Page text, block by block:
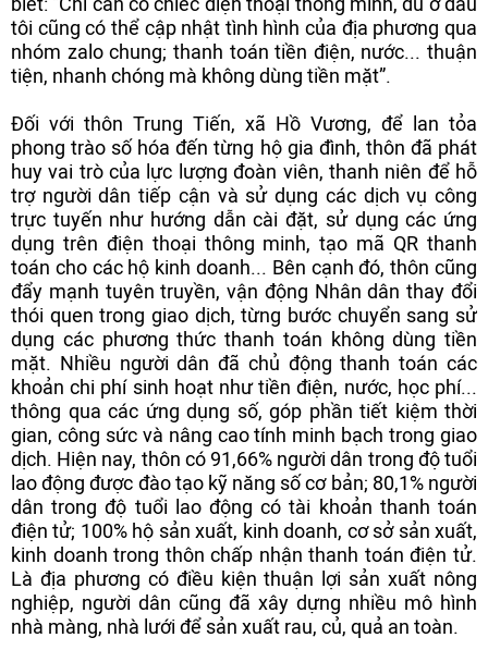
tôi cũng có thể cập nhật tình hình của địa phương qua
nhóm zalo chung; thanh toán tiền điện, nước... thuận
tiện, nhanh chóng mà không dùng tiền mặt”.
Đối với thôn Trung Tiến, xã Hồ Vương, để lan tỏa
phong trào số hóa đến từng hộ gia đình, thôn đã phát
huy vai trò của lực lượng đoàn viên, thanh niên để hỗ
trợ người dân tiếp cận và sử dụng các dịch vụ công
trực tuyến như hướng dẫn cài đặt, sử dụng các ứng
dụng trên điện thoại thông minh, tạo mã QR thanh
toán cho các hộ kinh doanh... Bên cạnh đó, thôn cũng
đẩy mạnh tuyên truyền, vận động Nhân dân thay đổi
thói quen trong giao dịch, từng bước chuyển sang sử
dụng các phương thức thanh toán không dùng tiền
mặt. Nhiều người dân đã chủ động thanh toán các
khoản chi phí sinh hoạt như tiền điện, nước, học phí...
thông qua các ứng dụng số, góp phần tiết kiệm thời
gian, công sức và nâng cao tính minh bạch trong giao
dịch. Hiện nay, thôn có 91,66% người dân trong độ tuổi
lao động được đào tạo kỹ năng số cơ bản; 80,1% người
dân trong độ tuổi lao động có tài khoản thanh toán
điện tử; 100% hộ sản xuất, kinh doanh, cơ sở sản xuất,
kinh doanh trong thôn chấp nhận thanh toán điện tử.
Là địa phương có điều kiện thuận lợi sản xuất nông
nghiệp, người dân cũng đã xây dựng nhiều mô hình
nhà màng, nhà lưới để sản xuất rau, củ, quả an toàn.